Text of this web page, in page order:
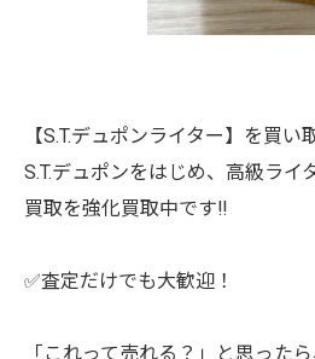
【S.T.デュポンライター】を買
S.T.デュポンをはじめ、高級ライ
買取を強化買取中です‼️
✅査定だけでも大歓迎！
「これって売れる？」と思った